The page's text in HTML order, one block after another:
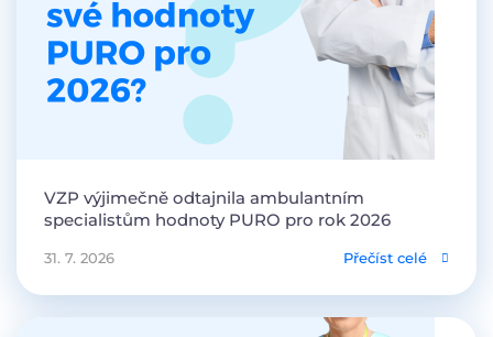
VZP výjimečně odtajnila ambulantním
specialistům hodnoty PURO pro rok 2026
31. 7. 2026 Přečíst celé